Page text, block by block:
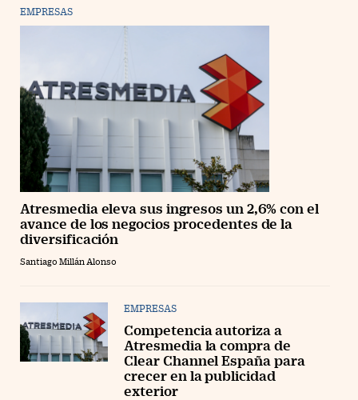
EMPRESAS
Atresmedia eleva sus ingresos un 2,6% con el
avance de los negocios procedentes de la
diversificación
Santiago Millán Alonso
EMPRESAS
Competencia autoriza a
Atresmedia la compra de
Clear Channel España para
crecer en la publicidad
exterior